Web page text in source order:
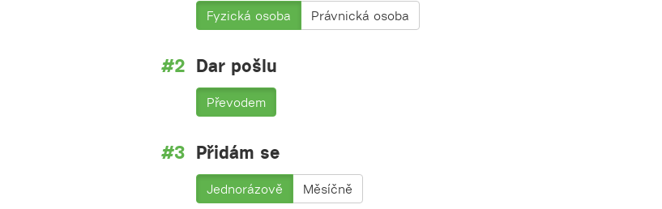
Fyzická osoba Právnická osoba
Dar pošlu
Převodem
Přidám se
Jednorázově Měsíčně